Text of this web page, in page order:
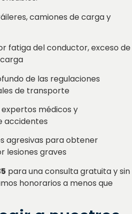
camiones de carga y
fatiga del conductor, exceso de
de las regulaciones
de transporte
médicos y
accidentes
agresivas para obtener
lesiones graves
para una consulta gratuita y sin
honorarios a menos que